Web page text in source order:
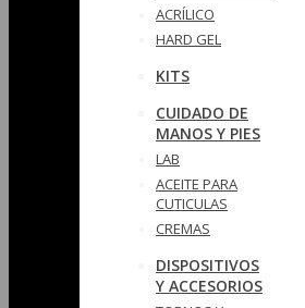
ACRÍLICO
HARD GEL
KITS
CUIDADO DE
MANOS Y PIES
LAB
ACEITE PARA
CUTICULAS
CREMAS
DISPOSITIVOS
Y ACCESORIOS